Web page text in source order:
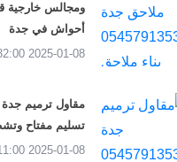
ومجالس خارجية
أحواش في جدة
2025-01-08 18:32:00
تسليم مفتاح
2025-01-08 04:11:00